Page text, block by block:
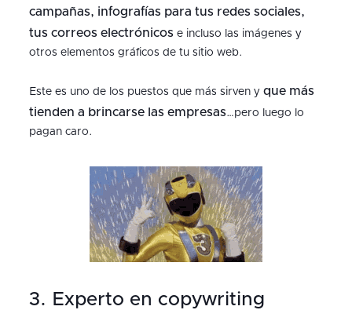
campañas, infografías para tus redes sociales,
tus correos electrónicos e incluso las imágenes y
otros elementos gráficos de tu sitio web.
Este es uno de los puestos que más sirven y que más
tienden a brincarse las empresas…pero luego lo
pagan caro.
3. Experto en copywriting